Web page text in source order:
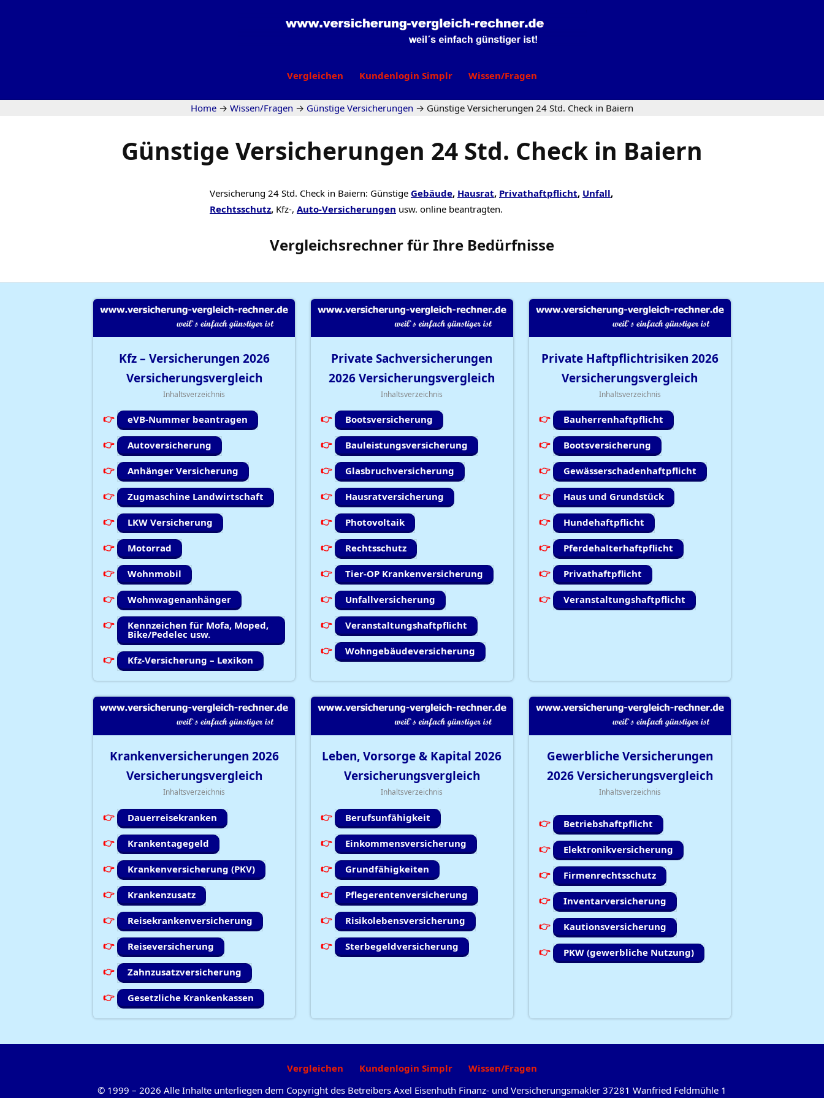
Vergleichen Kundenlogin Simplr Wissen/Fragen
Home → Wissen/Fragen → Günstige Versicherungen → Günstige Versicherungen 24 Std. Check in Baiern
Günstige Versicherungen 24 Std. Check in Baiern
Versicherung 24 Std. Check in Baiern: Günstige Gebäude, Hausrat, Privathaftpflicht, Unfall,
Rechtsschutz, Kfz-, Auto-Versicherungen usw. online beantragten.
Vergleichsrechnerfür Ihre Bedürfnisse
Kfz – Versicherungen 2026
Versicherungsvergleich
Inhaltsverzeichnis
eVB-Nummer beantragen
Autoversicherung
Anhänger Versicherung
Zugmaschine Landwirtschaft
LKW Versicherung
Motorrad
Wohnmobil
Wohnwagenanhänger
Kennzeichen für Mofa, Moped,
Bike/Pedelec usw.
Kfz-Versicherung – Lexikon
Private Sachversicherungen
2026Versicherungsvergleich
Inhaltsverzeichnis
Bootsversicherung
Bauleistungsversicherung
Glasbruchversicherung
Hausratversicherung
Photovoltaik
Rechtsschutz
Tier-OP Krankenversicherung
Unfallversicherung
Veranstaltungshaftpflicht
Wohngebäudeversicherung
Private Haftpflichtrisiken 2026
Versicherungsvergleich
Inhaltsverzeichnis
Bauherrenhaftpflicht
Bootsversicherung
Gewässerschadenhaftpflicht
Haus und Grundstück
Hundehaftpflicht
Pferdehalterhaftpflicht
Privathaftpflicht
Veranstaltungshaftpflicht
Krankenversicherungen 2026
Versicherungsvergleich
Inhaltsverzeichnis
Dauerreisekranken
Krankentagegeld
Krankenversicherung (PKV)
Krankenzusatz
Reisekrankenversicherung
Reiseversicherung
Zahnzusatzversicherung
Gesetzliche Krankenkassen
Leben, Vorsorge & Kapital2026
Versicherungsvergleich
Inhaltsverzeichnis
Berufsunfähigkeit
Einkommensversicherung
Grundfähigkeiten
Pflegerentenversicherung
Risikolebensversicherung
Sterbegeldversicherung
Gewerbliche Versicherungen
2026Versicherungsvergleich
Inhaltsverzeichnis
Betriebshaftpflicht
Elektronikversicherung
Firmenrechtsschutz
Inventarversicherung
Kautionsversicherung
PKW (gewerbliche Nutzung)
Vergleichen Kundenlogin Simplr
Wissen/Fragen
© 1999 – 2026 Alle Inhalte unterliegen dem Copyright des Betreibers Axel Eisenhuth Finanz- und Versicherungsmakler 37281 Wanfried Feldmühle 1